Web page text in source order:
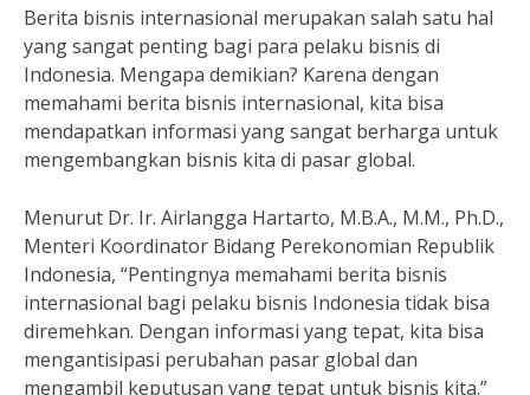
Berita bisnis internasional merupakan salah satu hal
yang sangat penting bagi para pelaku bisnis di
Indonesia. Mengapa demikian? Karena dengan
memahami berita bisnis internasional, kita bisa
mendapatkan informasi yang sangat berharga untuk
mengembangkan bisnis kita di pasar global.
Menurut Dr. Ir. Airlangga Hartarto, M.B.A., M.M., Ph.D.,
Menteri Koordinator Bidang Perekonomian Republik
Indonesia, “Pentingnya memahami berita bisnis
internasional bagi pelaku bisnis Indonesia tidak bisa
diremehkan. Dengan informasi yang tepat, kita bisa
mengantisipasi perubahan pasar global dan
mengambil keputusan yang tepat untuk bisnis kita.”